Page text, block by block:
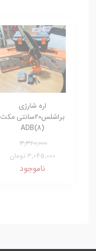
اره شارژی
براشلس۲۰سانتی مکث
ADB(8)
3,360,000
3,045,000 تومان
ناموجود